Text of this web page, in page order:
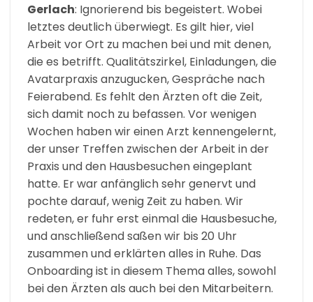
Gerlach: Ignorierend bis begeistert. Wobei
letztes deutlich überwiegt. Es gilt hier, viel
Arbeit vor Ort zu machen bei und mit denen,
die es betrifft. Qualitätszirkel, Einladungen, die
Avatarpraxis anzugucken, Gespräche nach
Feierabend. Es fehlt den Ärzten oft die Zeit,
sich damit noch zu befassen. Vor wenigen
Wochen haben wir einen Arzt kennengelernt,
der unser Treffen zwischen der Arbeit in der
Praxis und den Hausbesuchen eingeplant
hatte. Er war anfänglich sehr genervt und
pochte darauf, wenig Zeit zu haben. Wir
redeten, er fuhr erst einmal die Hausbesuche,
und anschließend saßen wir bis 20 Uhr
zusammen und erklärten alles in Ruhe. Das
Onboarding ist in diesem Thema alles, sowohl
bei den Ärzten als auch bei den Mitarbeitern.